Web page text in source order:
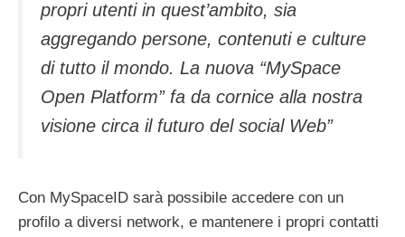
propri utenti in quest’ambito, sia
aggregando persone, contenuti e culture
di tutto il mondo. La nuova “MySpace
Open Platform” fa da cornice alla nostra
visione circa il futuro del social Web”
Con MySpaceID sarà possibile accedere con un
profilo a diversi network, e mantenere i propri contatti